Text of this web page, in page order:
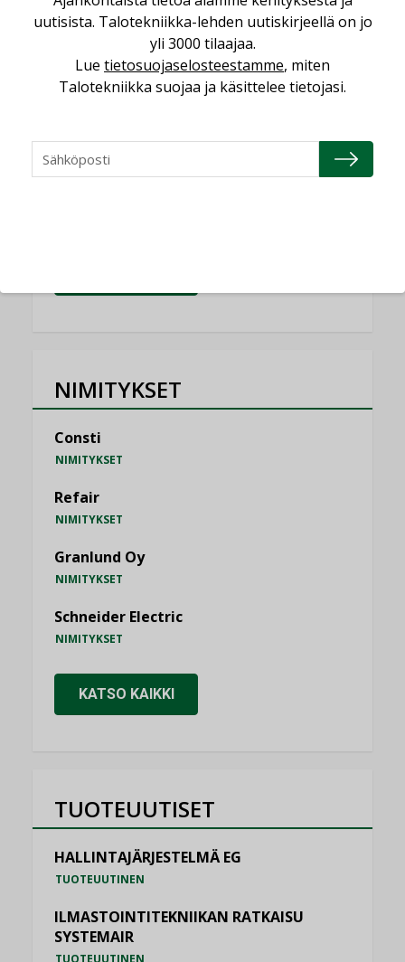
Yli miljoona kotia on vailla toimivaa
ilmanvaihtoa
KOLUMNI
Miten varmistetaan EPD-dokumenteista
KOLUMNI
Vesi- ja viemärimitoittaminen on
NIMITYKSET
Consti
NIMITYKSET
Refair
NIMITYKSET
Granlund Oy
NIMITYKSET
Schneider Electric
NIMITYKSET
KATSO KAIKKI
TUOTEUUTISET
HALLINTAJÄRJESTELMÄ EG
TUOTEUUTINEN
ILMASTOINTITEKNIIKAN RATKAISU
SYSTEMAIR
TUOTEUUTINEN
uutisista. Talotekniikka-lehden uutiskirjeellä on jo
yli 3000 tilaajaa.
Lue tietosuojaselosteestamme, miten
Talotekniikka suojaa ja käsittelee tietojasi.